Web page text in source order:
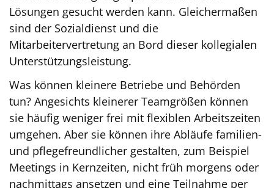
Lösungen gesucht werden kann. Gleichermaßen
sind der Sozialdienst und die
Mitarbeitervertretung an Bord dieser kollegialen
Unterstützungsleistung.
Was können kleinere Betriebe und Behörden
tun? Angesichts kleinerer Teamgrößen können
sie häufig weniger frei mit flexiblen Arbeitszeiten
umgehen. Aber sie können ihre Abläufe familien-
und pflegefreundlicher gestalten, zum Beispiel
Meetings in Kernzeiten, nicht früh morgens oder
nachmittags ansetzen und eine Teilnahme per